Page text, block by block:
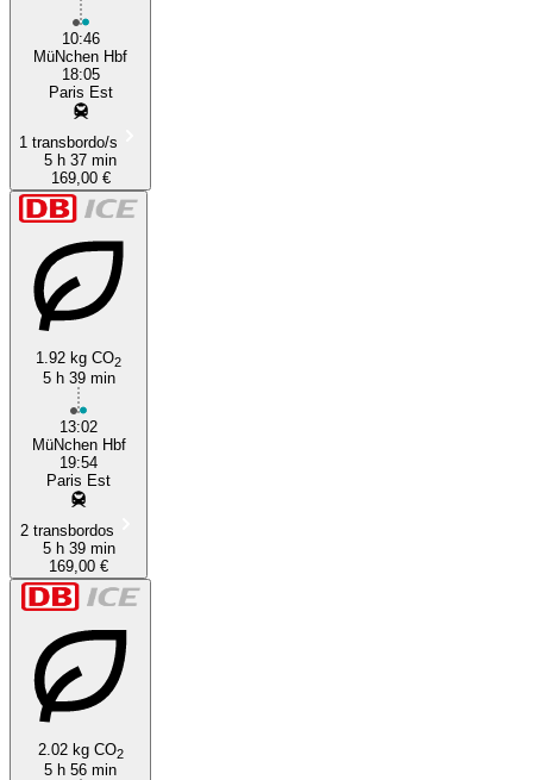
10:46
MüNchen Hbf
18:05
Paris Est
1 transbordo/s
5 h 37 min
169,00 €
1.92 kg CO2
5 h 39 min
13:02
MüNchen Hbf
19:54
Paris Est
2 transbordos
5 h 39 min
169,00 €
2.02 kg CO2
5 h 56 min